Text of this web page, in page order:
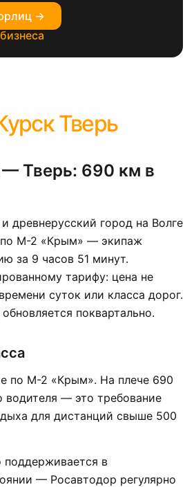
→
Тверь
— Тверь: 690 км в
древнерусский город на Волге
по М-2 «Крым» — экипаж
за 9 часов 51 минут.
тарифу: цена не
суток или класса дорог.
поквартально.
по М-2 «Крым». На плече 690
водителя — это требование
для дистанций свыше 500
в
— Росавтодор регулярно